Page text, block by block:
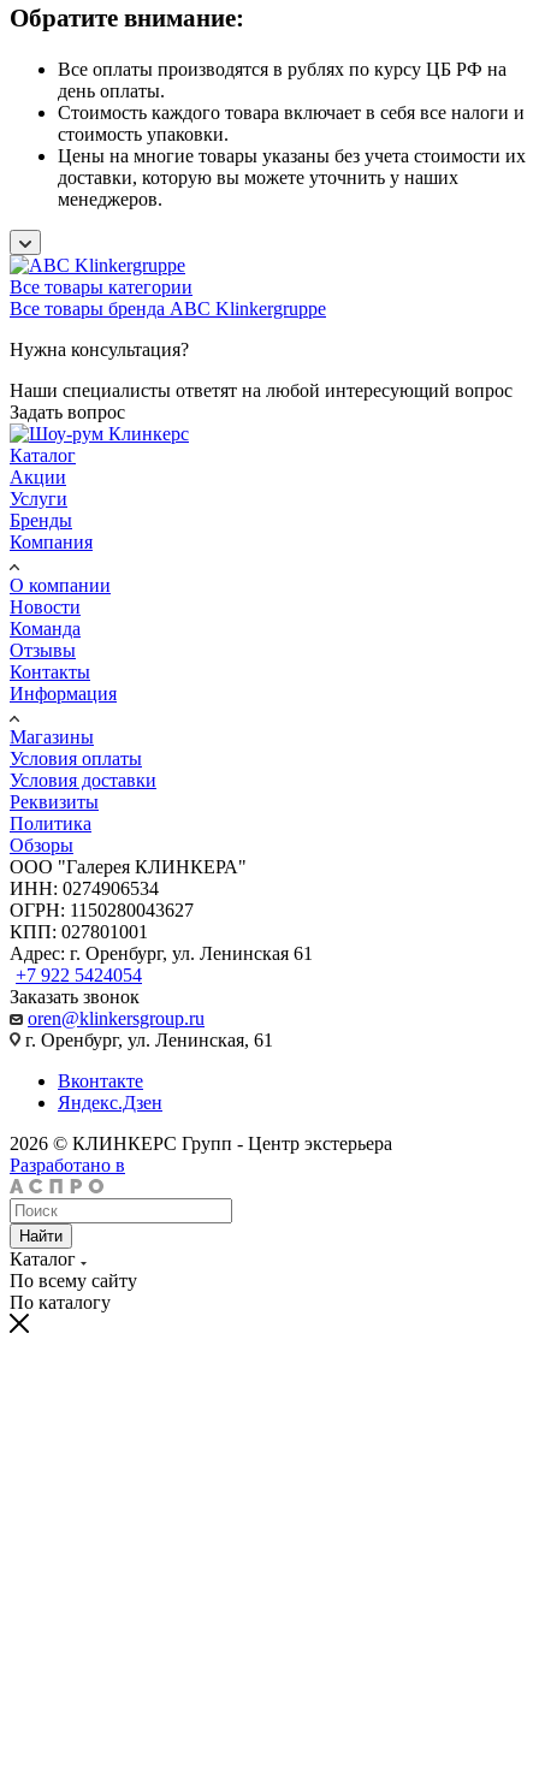
Обратите внимание:
Все оплаты производятся в рублях по курсу ЦБ РФ на
день оплаты.
Стоимость каждого товара включает в себя все налоги и
стоимость упаковки.
Цены на многие товары указаны без учета стоимости их
доставки, которую вы можете уточнить у наших
менеджеров.
Все товары категории
Все товары бренда ABC Klinkergruppe
Нужна консультация?
Наши специалисты ответят на любой интересующий вопрос
Задать вопрос
Каталог
Акции
Услуги
Бренды
Компания
О компании
Новости
Команда
Отзывы
Контакты
Информация
Магазины
Условия оплаты
Условия доставки
Реквизиты
Политика
Обзоры
ООО "Галерея КЛИНКЕРА"
ИНН: 0274906534
ОГРН: 1150280043627
КПП: 027801001
Адрес: г. Оренбург, ул. Ленинская 61
+7 922 5424054
Заказать звонок
oren@klinkersgroup.ru
г. Оренбург, ул. Ленинская, 61
Вконтакте
Яндекс.Дзен
2026 © КЛИНКЕРС Групп - Центр экстерьера
Разработано в
Найти
Каталог
По всему сайту
По каталогу